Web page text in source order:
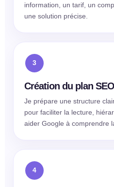
information, un tarif, un
une solution précise.
Création du plan SEO
Je prépare une structure
pour faciliter la lecture,
aider Google à comprendre